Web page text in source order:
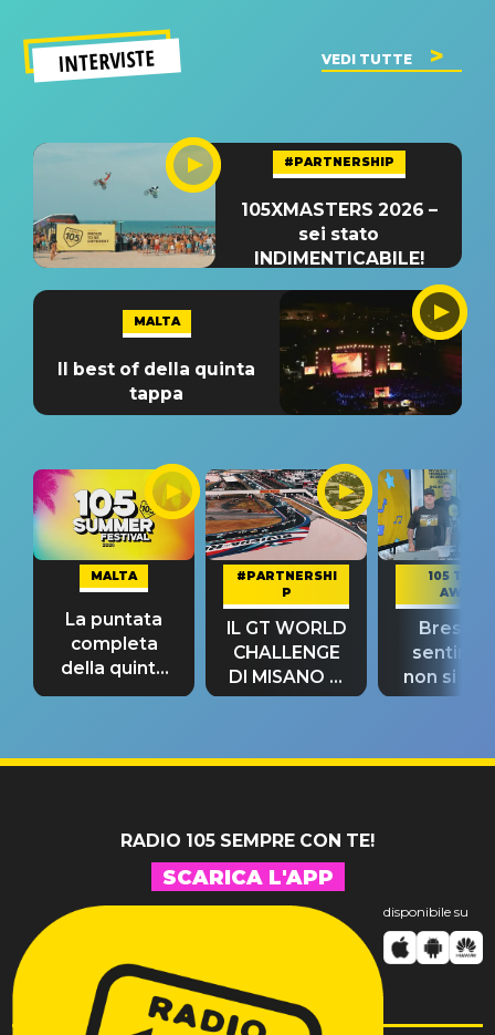
INTERVISTE VEDI TUTTE
#PARTNERSHIP
105XMASTERS 2026 –
sei stato
INDIMENTICABILE!
MALTA
Il best of della quinta
tappa
MALTA
La puntata
completa
della quinta
tappa
#PARTNERSHI
P
IL GT WORLD
CHALLENGE
DI MISANO si
riconferma
105 TAKE
AWAY
Bresh:
non si
fino alla
RADIO 105 SEMPRE CON TE!
SCARICA L'APP
disponibile su